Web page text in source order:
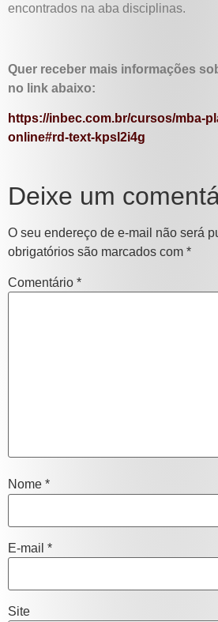
encontrados na aba disciplinas.
Quer receber mais informações
no link abaixo:
https://inbec.com.br/cursos/mba-
online#rd-text-kpsl2i4g
Deixe um
O seu endereço de e-mail não será
obrigatórios são marcados com *
Comentário *
Nome *
E-mail *
Site